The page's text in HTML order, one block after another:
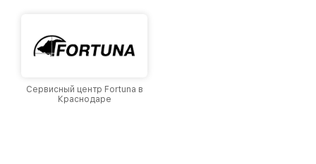
Сервисный центр Fortuna в
Краснодаре